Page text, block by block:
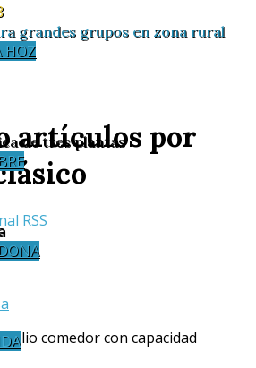
grandes grupos en zona rural
HOZ
de tres plantas
artículos por
RSS
comedor con capacidad